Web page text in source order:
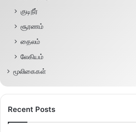
குடிநீர்
சூரணம்
தைலம்
லேகியம்
மூலிகைகள்
Recent Posts